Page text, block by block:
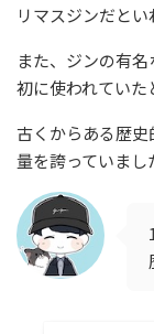
リマスジンだとい
また、ジンの有
初に使われていた
古くからある歴
量を誇っていまし